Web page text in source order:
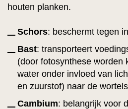
houten planken.
Schors: beschermt tegen
Bast: transporteert
(door fotosynthese worden
water onder invloed van
en zuurstof) naar de
Cambium: belangrijk voor